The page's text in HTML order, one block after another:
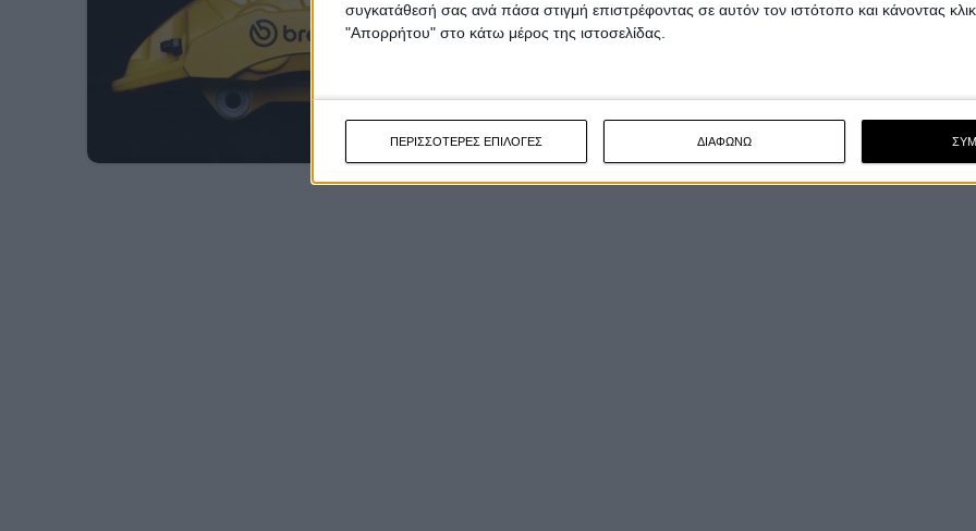
συγκατάθεσή σας ανά πάσα στιγμή επιστρέφοντας σε αυτόν τον ιστότοπο και κάνοντας
"Απορρήτου" στο κάτω μέρος της ιστοσελίδας.
ΠΕΡΙΣΣΟΤΕΡΕΣ ΕΠΙΛΟΓΕΣ ΔΙΑΦΩΝΩ
Brembo σε 50 χρόνια αγώνων